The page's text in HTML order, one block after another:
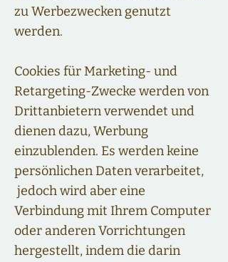
zu Werbezwecken genutzt
werden.
Cookies für Marketing- und
Retargeting-Zwecke werden von
Drittanbietern verwendet und
dienen dazu, Werbung
einzublenden. Es werden keine
persönlichen Daten verarbeitet,
jedoch wird aber eine
Verbindung mit Ihrem Computer
oder anderen Vorrichtungen
hergestellt, indem die darin